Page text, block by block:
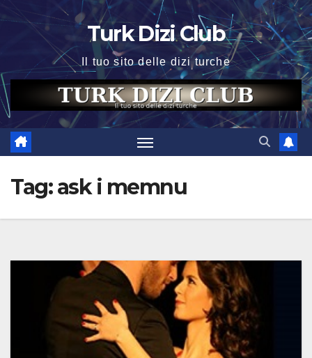
Turk Dizi Club
Il tuo sito delle dizi turche
Tag:ask i memnu